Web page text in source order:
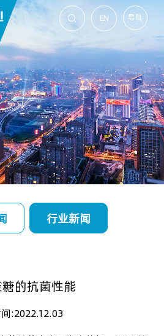
导航
EN

行业新闻
的抗菌性能
:2022.12.03